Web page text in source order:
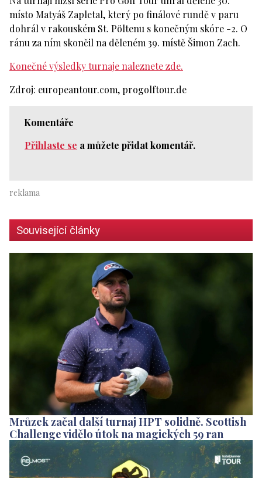
místo Matyáš Zapletal, který po finálové rundě v paru
dohrál v rakouském St. Pöltenu s konečným skóre -2. O
ránu za ním skončil na děleném 39. místě Šimon Zach.
Konečné výsledky turnaje naleznete zde.
Zdroj: europeantour.com, progolftour.de
Komentáře
Přihlaste se a můžete přidat komentář.
Související články
Mrůzek začal další turnaj HPT solidně. Scottish
Challenge vidělo útok na magických 59 ran